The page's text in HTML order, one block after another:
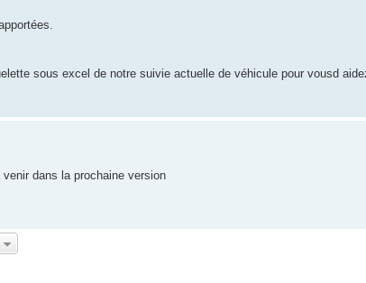
sous excel de notre suivie actuelle de véhicule pour vousd
dans la prochaine version